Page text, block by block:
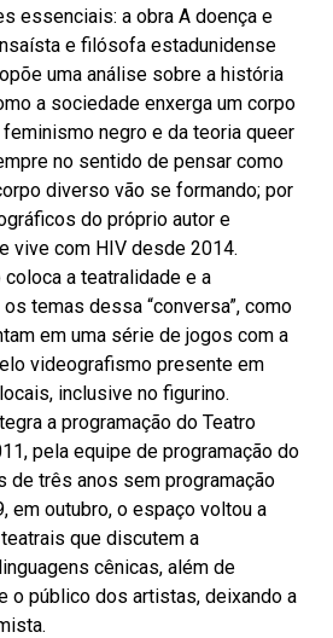
essenciais: a obra A doença e
e filósofa estadunidense
uma análise sobre a história
a sociedade enxerga um corpo
negro e da teoria queer
no sentido de pensar como
diverso vão se formando; por
do próprio autor e
vive com HIV desde 2014.
a teatralidade e a
temas dessa “conversa”, como
em uma série de jogos com a
videografismo presente em
inclusive no figurino.
a programação do Teatro
pela equipe de programação do
de três anos sem programação
em outubro, o espaço voltou a
que discutem a
cênicas, além de
o público dos artistas, deixando a